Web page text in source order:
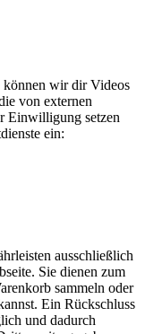
können wir dir Videos
von externen
Einwilligung setzen
ein:
ausschließlich
Sie dienen zum
sammeln oder
Ein Rückschluss
und dadurch